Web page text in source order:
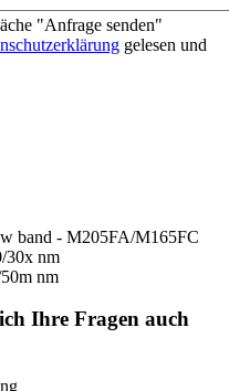
"Anfrage senden"
gelesen und
band - M205FA/M165FC
30x nm
nm
Ihre Fragen auch